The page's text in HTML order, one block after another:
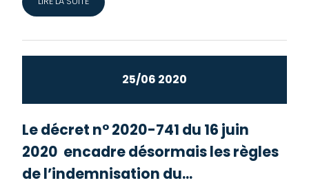
25/06 2020
Le décret n° 2020-741 du 16 juin
2020 encadre désormais les règles
de l’indemnisation du...